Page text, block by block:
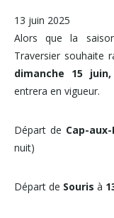
Carrières
Médias
13 juin 2025
Alors que la
Traversier souhaite
dimanche 15 juin,
entrera en vigueur.
Départ de Cap-
nuit)
Départ de Souris à